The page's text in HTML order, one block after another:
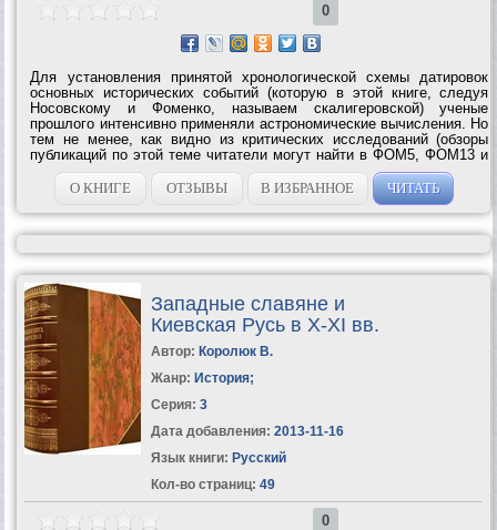
0
Для установления принятой хронологической схемы датировок
основных исторических событий (которую в этой книге, следуя
Носовскому и Фоменко, называем скалигеровской) ученые
прошлого интенсивно применяли астрономические вычисления. Но
тем не менее, как видно из критических исследований (обзоры
публикаций по этой теме читатели могут найти в ФОМ5, ФОМ13 и
ГАБ), скалигеровская схема неверна и содержит грубые ошибки.
Почему вышло так?...
О КНИГЕ ОТЗЫВЫ В ИЗБРАННОЕ ЧИТАТЬ
Западные славяне и
Киевская Русь в X-XI вв.
Автор: Королюк В.
Жанр: История;
Серия: 3
Дата добавления: 2013-11-16
Язык книги: Русский
Кол-во страниц: 49
0